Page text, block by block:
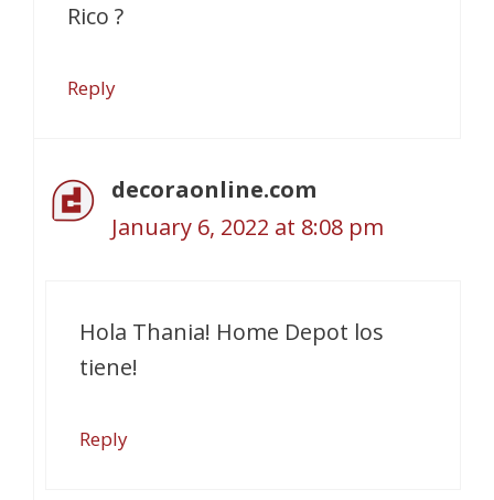
Rico ?
Reply
decoraonline.com
January 6, 2022 at 8:08 pm
Hola Thania! Home Depot los
tiene!
Reply